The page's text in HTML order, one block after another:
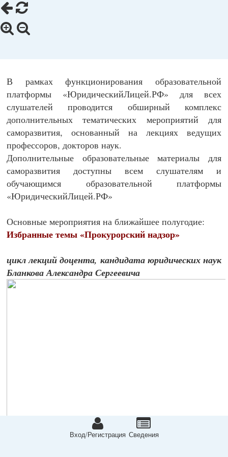
В рамках функционирования образовательной
платформы «ЮридическийЛицей.РФ» для всех
слушателей проводится обширный комплекс
дополнительных тематических мероприятий для
саморазвития, основанный на лекциях ведущих
профессоров, докторов наук.
Дополнительные образовательные материалы для
саморазвития доступны всем слушателям и
обучающимся образовательной платформы
«ЮридическийЛицей.РФ»
Основные мероприятия на ближайшее полугодие:
Избранные темы «Прокурорский надзор»
цикл лекций доцента, кандидата юридических наук
Бланкова Александра Сергеевича
Вход/Регистрация Сведeния